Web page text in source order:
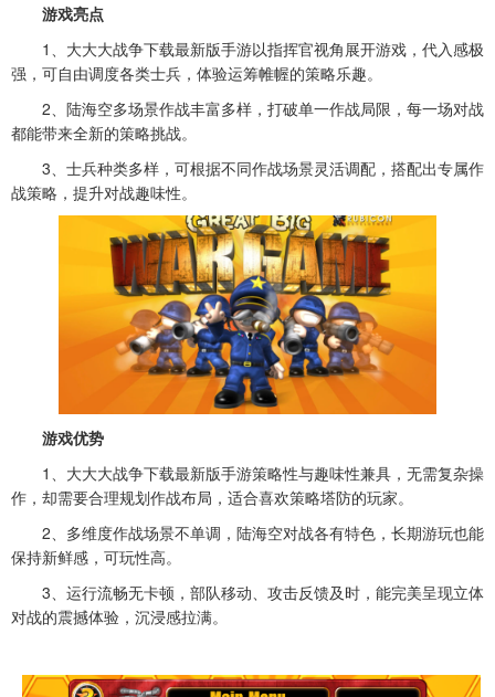
游戏亮点
1、大大大战争下载最新版手游以指挥官视角展开游戏，代入感极
强，可自由调度各类士兵，体验运筹帷幄的策略乐趣。
2、陆海空多场景作战丰富多样，打破单一作战局限，每一场对战
都能带来全新的策略挑战。
3、士兵种类多样，可根据不同作战场景灵活调配，搭配出专属作
战策略，提升对战趣味性。
游戏优势
1、大大大战争下载最新版手游策略性与趣味性兼具，无需复杂操
作，却需要合理规划作战布局，适合喜欢策略塔防的玩家。
2、多维度作战场景不单调，陆海空对战各有特色，长期游玩也能
保持新鲜感，可玩性高。
3、运行流畅无卡顿，部队移动、攻击反馈及时，能完美呈现立体
对战的震撼体验，沉浸感拉满。